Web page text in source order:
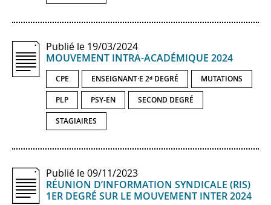
Publié le 19/03/2024
MOUVEMENT INTRA-​ACADÉMIQUE 2024
CPE ENSEIGNANT·E 2ᵈ DEGRÉ MUTATIONS
PLP PSY-EN SECOND DEGRÉ
STAGIAIRES
Publié le 09/11/2023
RÉUNION D’INFORMATION SYNDICALE (RIS)
1ER DEGRÉ SUR LE MOUVEMENT INTER 2024